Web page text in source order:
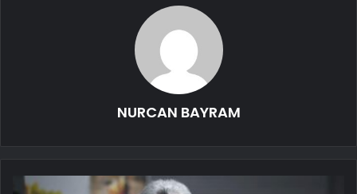
NURCAN BAYRAM